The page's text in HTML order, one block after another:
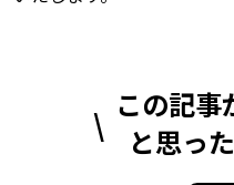
この記事
と思っ